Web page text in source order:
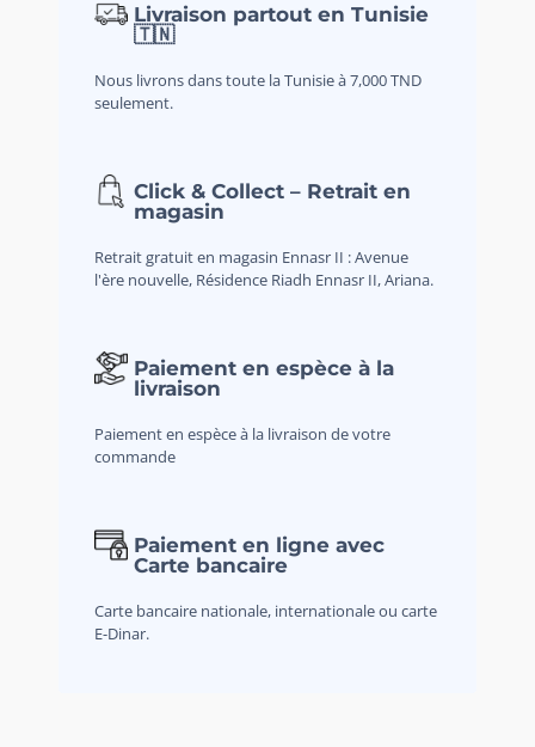
Livraison partout en Tunisie
🇹🇳
Nous livrons dans toute la Tunisie à 7,000 TND
seulement.
Click & Collect – Retrait en
magasin
Retrait gratuit en magasin Ennasr II : Avenue
l'ère nouvelle, Résidence Riadh Ennasr II, Ariana.
Paiement en espèce à la
livraison
Paiement en espèce à la livraison de votre
commande
Paiement en ligne avec
Carte bancaire
Carte bancaire nationale, internationale ou carte
E-Dinar.